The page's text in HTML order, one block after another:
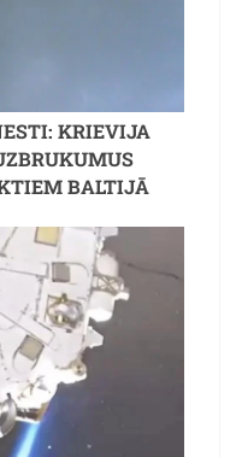
KRIEVIJA
BALTIJĀ